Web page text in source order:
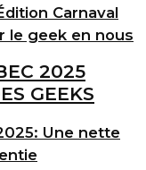
Carnaval
le geek en nous
Une nette